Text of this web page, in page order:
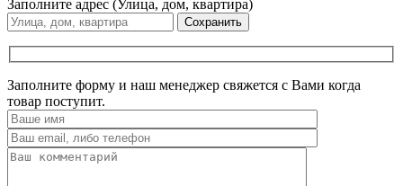
Заполните адрес (Улица, дом, квартира)
Сохранить
Заполните форму и наш менеджер свяжется с Вами когда
товар поступит.